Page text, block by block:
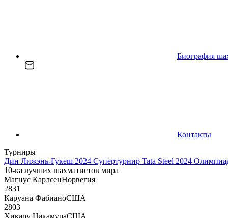
Биография
Контакты
Турниры
Дин Лижэнь-Гукеш 2024 Супертурнир Tata Steel 2024
10-ка лучших шахматистов мира
Магнус КарлсенНорвегия
2831
Каруана ФабианоСША
2803
Хикару НакамураСША